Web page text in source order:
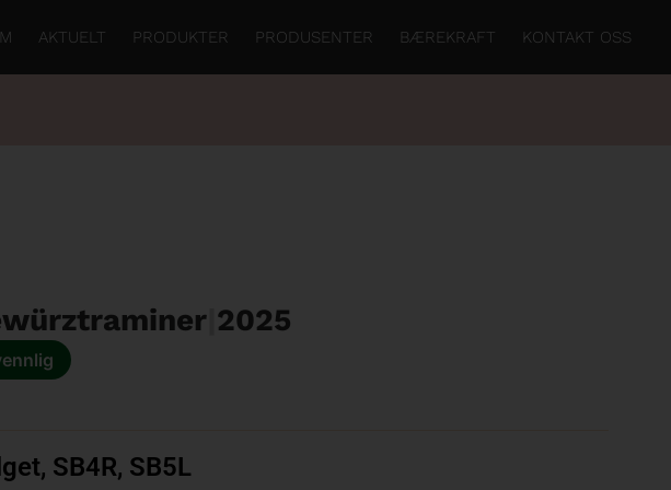
AKTUELT PRODUKTER PRODUSENTER BÆREKRAFT KONTAKT OSS
2025
, SB4R, SB5L